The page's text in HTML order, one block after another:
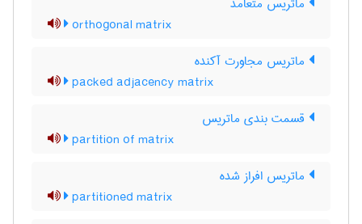
orthogonal matrix
ماتریس مجاورت آکنده
packed adjacency matrix
قسمت بندی ماتریس
partition of matrix
ماتریس افراز شده
partitioned matrix